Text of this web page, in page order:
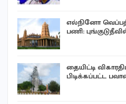
எல்நினோ
பணி:
தையிட்டி
பிடிக்கப்பட்ட